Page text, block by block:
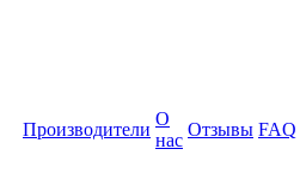
Производители
О
нас
Отзывы FAQ